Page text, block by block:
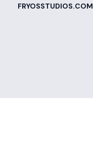
FRYOSSTUDIOS.COM